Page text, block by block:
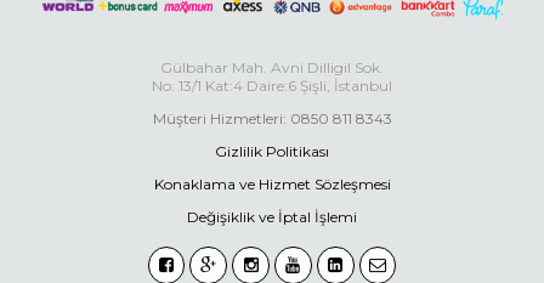
Gülbahar Mah. Avni Dilligil Sok.
No: 13/1 Kat:4 Daire:6 Şişli, İstanbul
Müşteri Hizmetleri: 0850 811 8343
Gizlilik Politikası
Konaklama ve Hizmet Sözleşmesi
Değişiklik ve İptal İşlemi